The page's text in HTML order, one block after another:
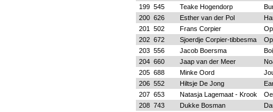
199 545 Teake Hogendorp
200 626 Esther van der Pol
201
502 Frans Corpier
202 672 Sjoerdje Corpier-tibbesma
203 556 Jacob Boersma
204 660 Jaap van der Meer
205 688 Minke Oord
206 552 Hiltsje De Jong
207 653 Natasja Lagemaat - Krook
208 743 Dukke Bosman